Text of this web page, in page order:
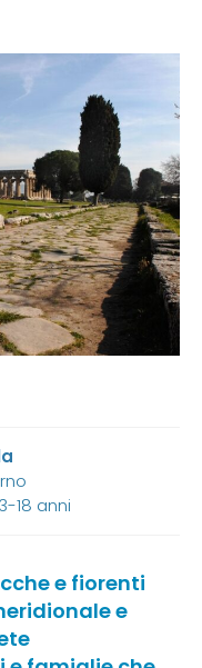
18 anni
e fiorenti
e